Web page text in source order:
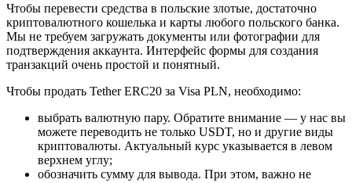
Чтобы перевести средства в польские злотые, достаточно
криптовалютного кошелька и карты любого польского банка.
Мы не требуем загружать документы или фотографии для
подтверждения аккаунта. Интерфейс формы для создания
транзакций очень простой и понятный.
Чтобы продать Tether ERC20 за Visa PLN, необходимо:
выбрать валютную пару. Обратите внимание — у нас вы
можете переводить не только USDT, но и другие виды
криптовалюты. Актуальный курс указывается в левом
верхнем углу;
обозначить сумму для вывода. При этом, важно не